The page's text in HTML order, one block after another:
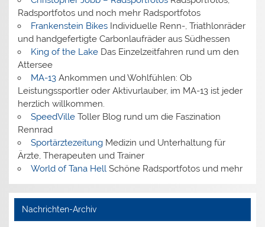
Radsportfotos und noch mehr Radsportfotos
Frankenstein BikesIndividuelle Renn-, Triathlonräder
und handgefertigte Carbonlaufräder aus Südhessen
King of the LakeDas Einzelzeitfahren rund um den
Attersee
MA-13Ankommen und Wohlfühlen: Ob
Leistungssportler oder Aktivurlauber, im MA-13 ist jeder
herzlich willkommen.
SpeedVilleToller Blog rund um die Faszination
Rennrad
SportärztezeitungMedizin und Unterhaltung für
Ärzte, Therapeuten und Trainer
World of Tana HellSchöne Radsportfotos und mehr
Nachrichten-Archiv